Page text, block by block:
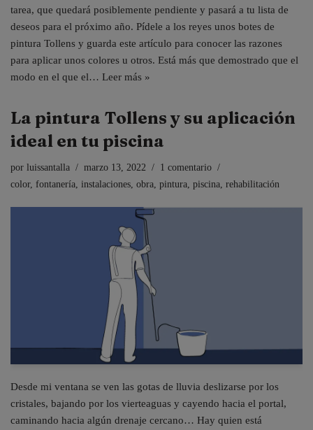
tarea, que quedará posiblemente pendiente y pasará a tu lista de
deseos para el próximo año. Pídele a los reyes unos botes de
pintura Tollens y guarda este artículo para conocer las razones
para aplicar unos colores u otros. Está más que demostrado que el
modo en el que el… Leer más »
La pintura Tollens y su aplicación
ideal en tu piscina
por luissantalla marzo 13, 2022
1 comentario
color, fontanería, instalaciones, obra, pintura, piscina, rehabilitación
Desde mi ventana se ven las gotas de lluvia deslizarse por los
cristales, bajando por los vierteaguas y cayendo hacia el portal,
caminando hacia algún drenaje cercano… Hay quien está